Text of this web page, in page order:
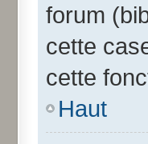
forum
cette
cette
Haut